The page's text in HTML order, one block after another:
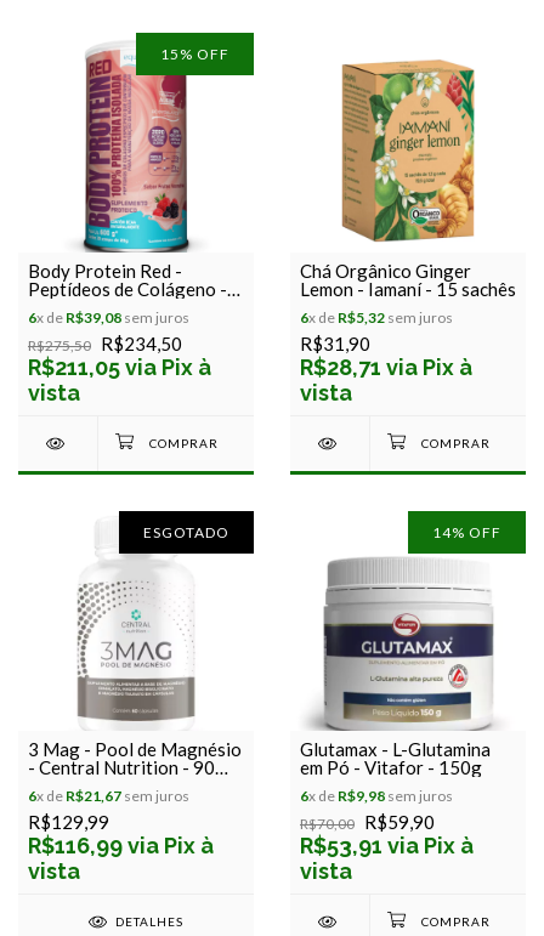
15 % OFF
Body Protein Red -
Peptídeos de Colágeno -
Equaliv - 600g
6x de R$39,08 sem juros
R$275,50 R$234,50
R$211,05 via Pix à
vista
Chá Orgânico Ginger
Lemon - Iamaní - 15 sachês
6x de R$5,32 sem juros
R$31,90
R$28,71 via Pix à
vista
ESGOTADO
3 Mag - Pool de Magnésio
- Central Nutrition - 90
cps
6x de R$21,67 sem juros
R$129,99
R$116,99 via Pix à
vista
DETALHES
14% OFF
Glutamax - L-Glutamina
em Pó - Vitafor - 150g
6x de R$9,98 sem juros
R$70,00 R$59,90
R$53,91 via Pix à
vista